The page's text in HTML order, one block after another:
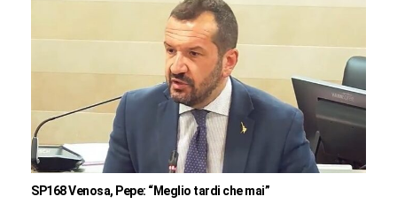
SP168 Venosa, Pepe: “Meglio tardi che mai”